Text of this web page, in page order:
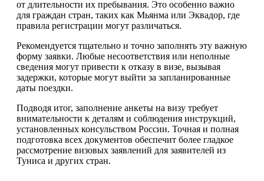
от длительности их пребывания. Это особенно важно
для граждан стран, таких как Мьянма или Эквадор, где
правила регистрации могут различаться.
Рекомендуется тщательно и точно заполнять эту важную
форму заявки. Любые несоответствия или неполные
сведения могут привести к отказу в визе, вызывая
задержки, которые могут выйти за запланированные
даты поездки.
Подводя итог, заполнение анкеты на визу требует
внимательности к деталям и соблюдения инструкций,
установленных консульством России. Точная и полная
подготовка всех документов обеспечит более гладкое
рассмотрение визовых заявлений для заявителей из
Туниса и других стран.